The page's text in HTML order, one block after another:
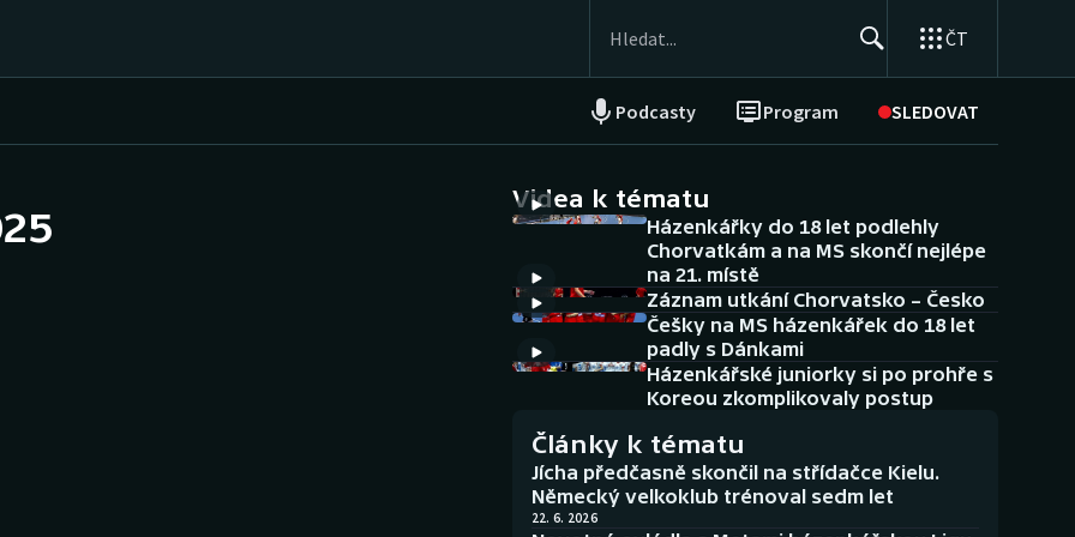
ČT
Podcasty Program SLEDOVAT
NEPŘEHLÉDNĚTE
Historické návraty
Aplikace ČT sport
AZ kvíz
Videa k tématu
Házenkářky do 18 let podlehly
Chorvatkám a na MS skončí nejlépe
na 21. místě
Záznam utkání Chorvatsko – Česko
Češky na MS házenkářek do 18 let
padly s Dánkami
Házenkářské juniorky si po prohře s
Koreou zkomplikovaly postup
Články k tématu
Jícha předčasně skončil na střídačce Kielu.
Německý velkoklub trénoval sedm let
22. 6. 2026